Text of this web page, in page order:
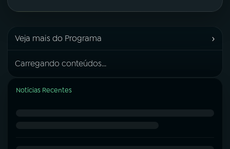
Veja mais do Programa ›
Carregando conteúdos...
Notícias Recentes